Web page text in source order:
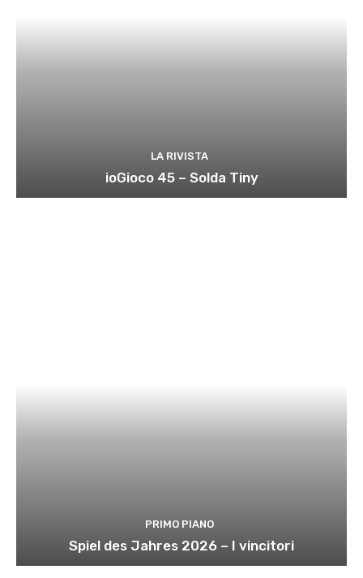
LA RIVISTA
ioGioco 45 – Solda Tiny
PRIMO PIANO
Spiel des Jahres 2026 – I vincitori